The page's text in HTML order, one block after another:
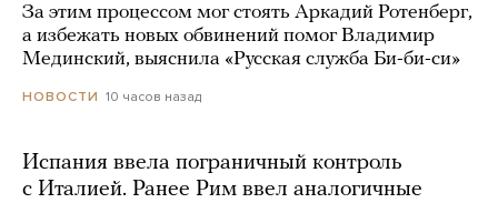
За этим процессом мог стоять Аркадий Ротенберг,
а избежать новых обвинений помог Владимир
Мединский, выяснила «Русская служба Би-би-си»
НОВОСТИ 10 часов назад
Испания ввела пограничный контроль
с Италией. Ранее Рим ввел аналогичные